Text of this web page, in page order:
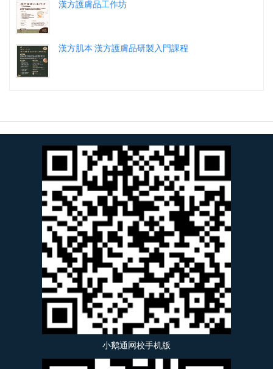
漢方護膚品工作坊
漢方肌本 漢方護膚品研製入門課程
小鹅通网校手机版